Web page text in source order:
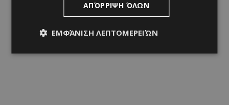
ΑΠΌΡΡΙΨΗ ΌΛΩΝ
ΕΜΦΆΝΙΣΗ ΛΕΠΤΟΜΕΡΕΙΏΝ